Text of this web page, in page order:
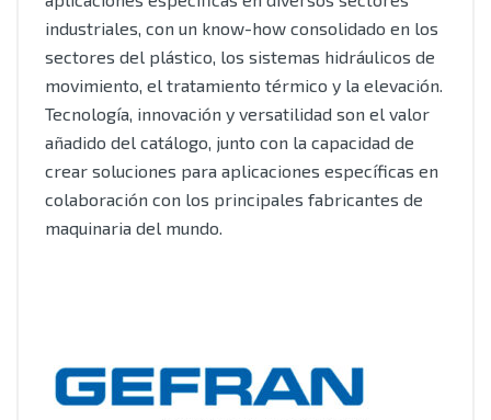
industriales, con un know-how consolidado en los
sectores del plástico, los sistemas hidráulicos de
movimiento, el tratamiento térmico y la elevación.
Tecnología, innovación y versatilidad son el valor
añadido del catálogo, junto con la capacidad de
crear soluciones para aplicaciones específicas en
colaboración con los principales fabricantes de
maquinaria del mundo.